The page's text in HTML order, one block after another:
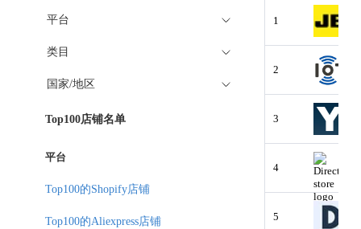
1
2
3
4
5
平台
类目
国家/地区
Top100店铺名单
平台
Top100的Shopify店铺
Top100的Aliexpress店铺